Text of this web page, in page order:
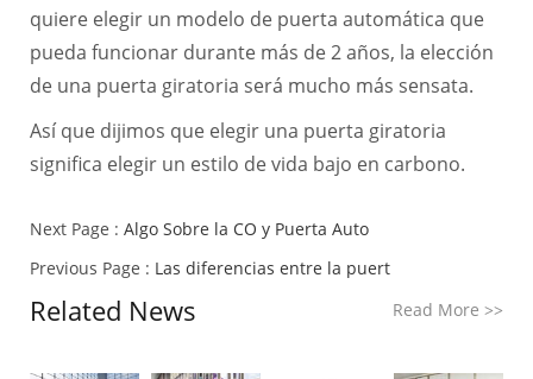
quiere elegir un modelo de puerta automática que
pueda funcionar durante más de 2 años, la elección
de una puerta giratoria será mucho más sensata.
Así que dijimos que elegir una puerta giratoria
significa elegir un estilo de vida bajo en carbono.
Next Page : Algo Sobre la CO y Puerta Auto
Previous Page : Las diferencias entre la puert
Related News Read More>>